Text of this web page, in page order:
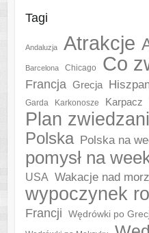
Tagi
Andaluzja Atrakcje
Barcelona Chicago Co
Francja Grecja
Garda Karkonosze Karpacz
Plan
Polska
Polska na
pomysł na
USA Wakacje nad
wypoczynek
Francji
Wędrówki po